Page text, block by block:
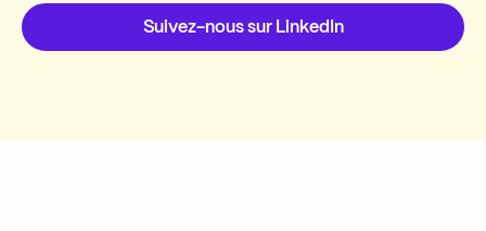
Suivez-nous sur LinkedIn